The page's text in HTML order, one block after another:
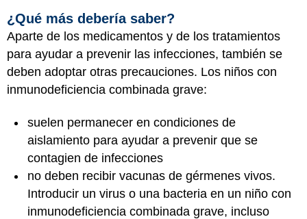
¿Qué más debería saber?
Aparte de los medicamentos y de los tratamientos
para ayudar a prevenir las infecciones, también se
deben adoptar otras precauciones. Los niños con
inmunodeficiencia combinada grave:
suelen permanecer en condiciones de
aislamiento para ayudar a prevenir que se
contagien de infecciones
no deben recibir vacunas de gérmenes vivos.
Introducir un virus o una bacteria en un niño con
inmunodeficiencia combinada grave, incluso